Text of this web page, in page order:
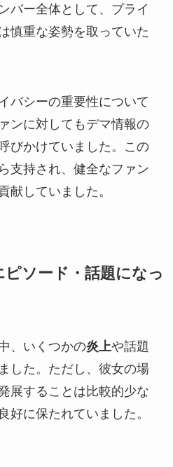
バー全体として、プライ
慎重な姿勢を取っていた
バシーの重要性について
ンに対してもデマ情報の
びかけていました。この
支持され、健全なファン
献していました。
ソード・話題になっ
、いくつかの炎上や話題
した。ただし、彼女の場
展することは比較的少な
好に保たれていました。